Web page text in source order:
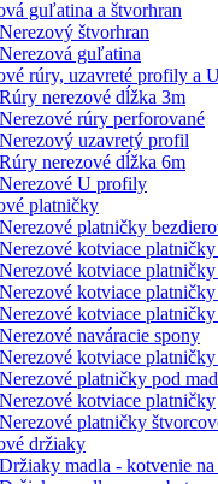
guľatina a štvorhran
Nerezový štvorhran
Nerezová guľatina
rúry, uzavreté profily a
Rúry nerezové dĺžka 3m
Nerezové rúry perforované
Nerezový uzavretý profil
Rúry nerezové dĺžka 6m
Nerezové U profily
platničky
Nerezové platničky
Nerezové kotviace
Nerezové kotviace
Nerezové kotviace
Nerezové kotviace
Nerezové naváracie spony
Nerezové kotviace
Nerezové platničky pod
Nerezové kotviace platničky
Nerezové platničky
držiaky
Držiaky madla - kotvenie na